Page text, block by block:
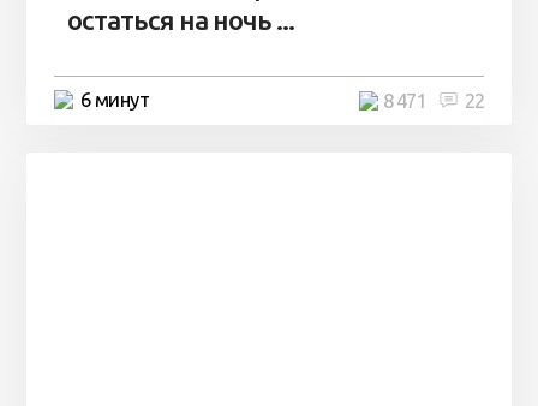
остаться на ночь ...
6 минут 22
8 471